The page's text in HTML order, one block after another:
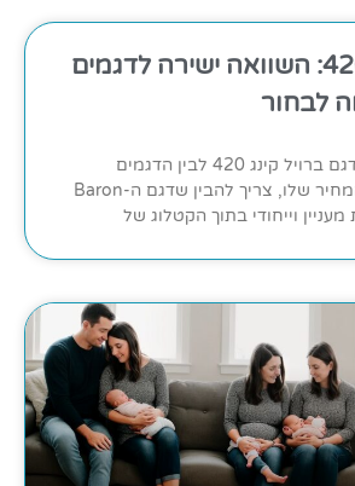
ברויל קינג 420: השוואה ישירה לדגמים
לבחור
מי שמתלבט בין דגם ברויל קינג 420 לבין הדגמים
האחרים בטווח המחיר שלו, צריך להבין שדגם ה-Baron